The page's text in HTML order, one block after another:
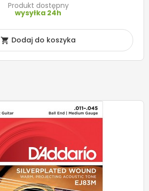
Produkt dostępny
wysyłka 24h
 Dodaj do koszyka